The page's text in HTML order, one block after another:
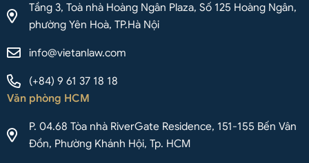
Tầng 3, Toà nhà Hoàng Ngân Plaza, Số 125 Hoàng Ngân,
phường Yên Hoà, TP.Hà Nội
info@vietanlaw.com
(+84) 9 61 37 18 18
Văn phòng HCM
P. 04.68 Tòa nhà RiverGate Residence, 151-155 Bến Vân
Đồn, Phường Khánh Hội, Tp. HCM